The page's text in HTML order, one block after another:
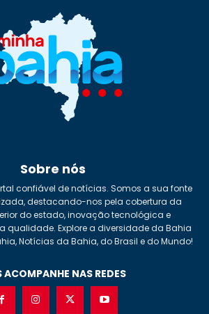
Sobre nós
confiável de notícias. Somos a sua fonte
destacando-nos pela cobertura da
do estado, inovação tecnológica e
qualidade. Explore a diversidade da Bahia
Notícias da Bahia, do Brasil e do Mundo!
ACOMPANHE NAS REDES